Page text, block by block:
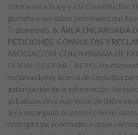
contrarias a la ley y a la Constitución;
gratuita a sus datos personales que
Tratamiento. 6. ÁREA ENCARGADA
PETICIONES, CONSULTAS Y
ASOCIACIÓN COLOMBIANA DE
ODONTOLOGIA – ACFO. Ha
reclamaciones acerca de consultas
autorización de la información, las
actualización o supresión de datos
área encargada de protección de datos
redirigirá las solicitudes a quien